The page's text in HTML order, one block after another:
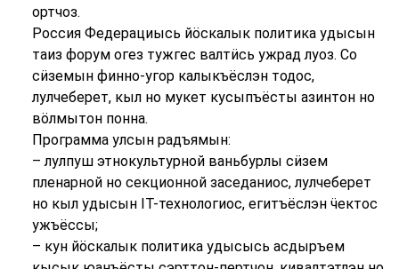
ортчоз.
Россия Федерациысь йӧскалык политика удысын
таиз форум огез тужгес валтӥсь ужрад луоз. Со
сӥземын финно-угор калыкъёслэн тодос,
лулчеберет, кыл но мукет кусыпъёсты азинтон но
вӧлмытон понна.
Программа улсын радъямын:
– лулпуш этнокультурной ваньбурлы сӥзем
пленарной но секционной заседаниос, лулчеберет
но кыл удысын IT-технологиос, егитъёслэн ӵектос
ужъёссы;
– кун йӧскалык политика удысысь асдыръем